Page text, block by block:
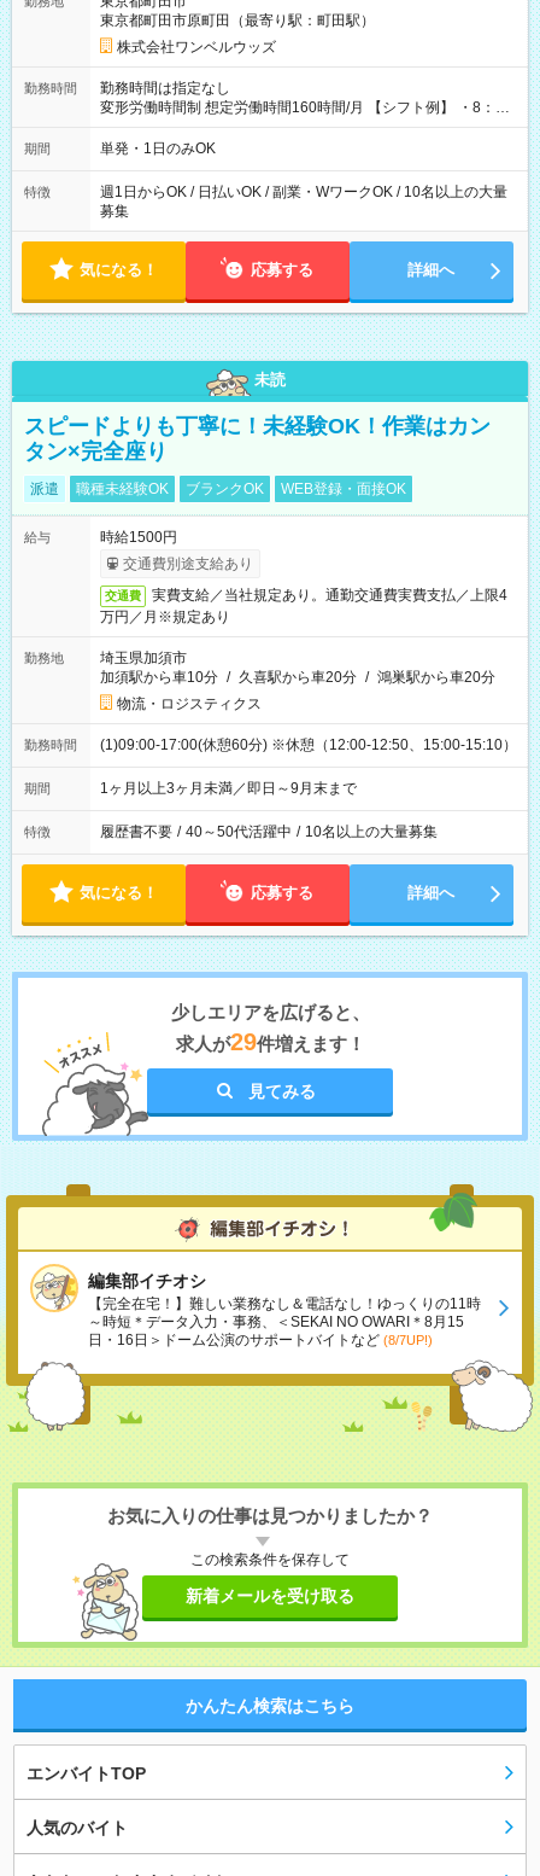
東京都町田市原町田（最寄り駅：町田駅）
株式会社ワンベルウッズ
勤務時間
勤務時間は指定なし
変形労働時間制 想定労働時間160時間/月 【シフト例】 ・8：00
～21：00
期間 単発・1日のみOK
特徴
週1日からOK / 日払いOK / 副業・WワークOK / 10名以上の大量
募集
気になる！ 応募する 詳細へ
未読
スピードよりも丁寧に！未経験OK！作業はカン
タン×完全座り
派遣 職種未経験OK ブランクOK WEB登録・面接OK
給与
時給1500円
交通費別途支給あり
交通費
実費支給／当社規定あり。通勤交通費実費支払／上限4
万円／月※規定あり
勤務地
埼玉県加須市
加須駅から車10分 / 久喜駅から車20分 / 鴻巣駅から車20分
物流・ロジスティクス
勤務時間 (1)09:00-17:00(休憩60分) ※休憩（12:00-12:50、15:00-15:10）
期間 1ヶ月以上3ヶ月未満／即日～9月末まで
特徴 履歴書不要 / 40～50代活躍中 / 10名以上の大量募集
気になる！ 応募する 詳細へ
少しエリアを広げると、
求人が29件増えます！
見てみる
編集部イチオシ
【完全在宅！】難しい業務なし＆電話なし！ゆっくりの11時
～時短＊データ入力・事務、＜SEKAI NO OWARI＊8月15
日・16日＞ドーム公演のサポートバイトなど (8/7UP!)
お気に入りの仕事は見つかりましたか？
この検索条件を保存して
新着メールを受け取る
かんたん検索はこちら
エンバイトTOP
人気のバイト